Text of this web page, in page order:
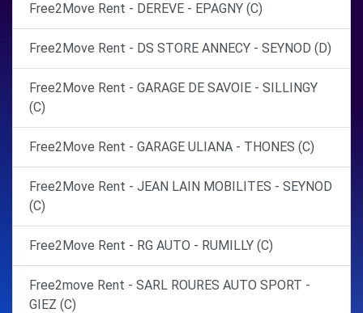
Free2Move Rent - DEREVE - EPAGNY (C)
Free2Move Rent - DS STORE ANNECY - SEYNOD (D)
Free2Move Rent - GARAGE DE SAVOIE - SILLINGY
(C)
Free2Move Rent - GARAGE ULIANA - THONES (C)
Free2Move Rent - JEAN LAIN MOBILITES - SEYNOD
(C)
Free2Move Rent - RG AUTO - RUMILLY (C)
Free2move Rent - SARL ROURES AUTO SPORT -
GIEZ (C)